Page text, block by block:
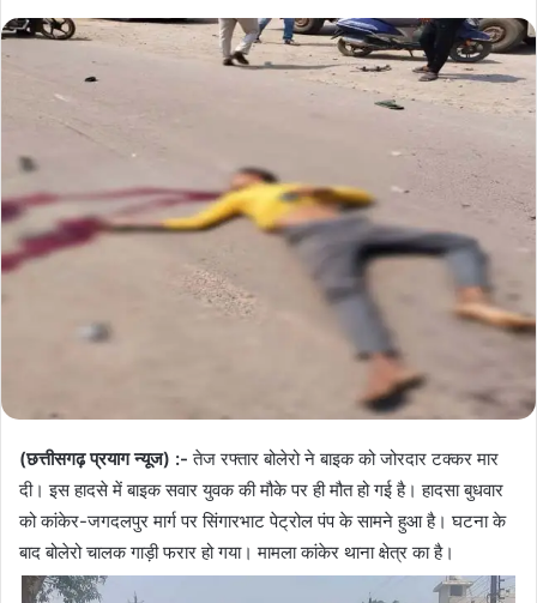
(छत्तीसगढ़ प्रयाग न्यूज) :- तेज रफ्तार बोलेरो ने बाइक को जोरदार टक्कर मार
दी। इस हादसे में बाइक सवार युवक की मौके पर ही मौत हो गई है। हादसा बुधवार
को कांकेर-जगदलपुर मार्ग पर सिंगारभाट पेट्रोल पंप के सामने हुआ है। घटना के
बाद बोलेरो चालक गाड़ी फरार हो गया। मामला कांकेर थाना क्षेत्र का है।